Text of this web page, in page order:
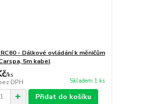
- Dálkové ovládání k měničům
5m kabel
/ks
DPH Skladem 1 ks
Přidat do košíku